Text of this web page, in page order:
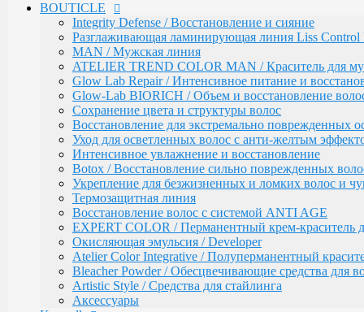
EXPERT COLOR / Перманентный крем-краситель
Окисляющая эмульсия / Developer
Atelier Color Integrative / Полуперманентный
Bleacher Powder / Обесцвечивающие средства для
Artistic Style / Средства для стайлинга
Аксессуары
Karseell
MACA / Уход за волосами
ARGAN
Стайлинг
Обесцвечивание
Специальный уход
KEBREN
Окрашивание и уход
COLORTEC / Красители
COLORTEC PERMANENT /
COLORTEC DEMI-PERMANENT /
COLORTEC SUPER-LIGHTENING /
COLORTEC / Крем-окислитель
BLOND FOUNDATION / Обесцвечивающий
EXPERT LINE / Уход
BOUTICLE
Integrity Defense / Восстановление и сияние
Разглаживающая ламинирующая линия Liss Control
MAN / Мужская линия
ATELIER TREND COLOR MAN / Краситель для
Glow Lab Repair / Интенсивное питание и
Glow-Lab BIORICH / Объем и восстановление
Сохранение цвета и структуры волос
Восстановление для экстремально поврежденных
Уход для осветленных волос с анти-желтым
Интенсивное увлажнение и восстановление
Botox / Восстановление сильно поврежденных
Укрепление для безжизненных и ломких волос и
Термозащитная линия
Воcстановление волос с системой ANTI AGE
EXPERT COLOR / Перманентный крем-краситель
Окисляющая эмульсия / Developer
Atelier Color Integrative / Полуперманентный
Bleacher Powder / Обесцвечивающие средства для
Artistic Style / Средства для стайлинга
Аксессуары